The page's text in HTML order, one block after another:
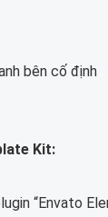
bên cố định
Kit:
“Envato